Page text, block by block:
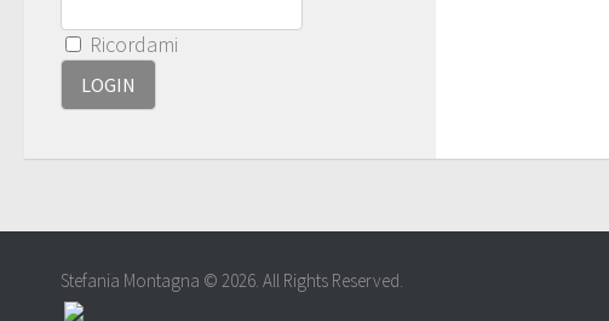
Ricordami
Stefania Montagna © 2026. All Rights Reserved.